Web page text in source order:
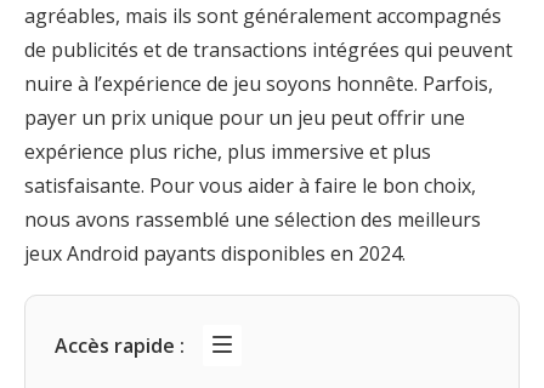
agréables, mais ils sont généralement accompagnés
de publicités et de transactions intégrées qui peuvent
nuire à l’expérience de jeu soyons honnête. Parfois,
payer un prix unique pour un jeu peut offrir une
expérience plus riche, plus immersive et plus
satisfaisante. Pour vous aider à faire le bon choix,
nous avons rassemblé une sélection des meilleurs
jeux Android payants disponibles en 2024.
Accès rapide :